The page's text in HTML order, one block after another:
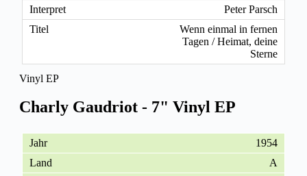
Peter Parsch
Wenn einmal in fernen
Tagen / Heimat, deine
Sterne
Vinyl EP
Charly Gaudriot - 7" Vinyl EP
1954
A